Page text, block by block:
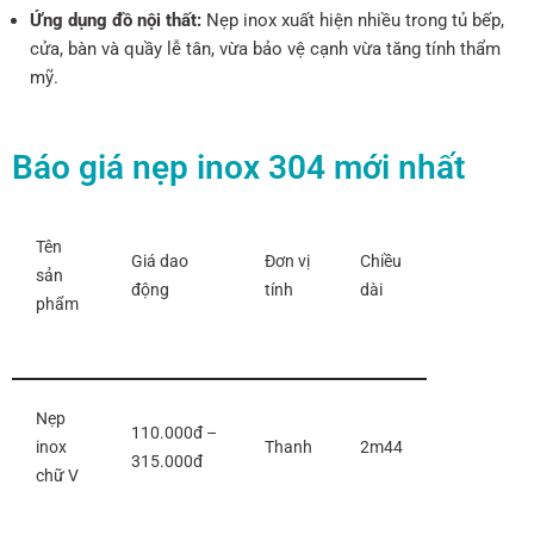
Ứng dụng đồ nội thất: Nẹp inox xuất hiện nhiều trong tủ bếp,
cửa, bàn và quầy lễ tân, vừa bảo vệ cạnh vừa tăng tính thẩm
mỹ.
Báo giá nẹp inox 304 mới nhất
Tên
sản
phẩm
Giá dao
động
Đơn vị
tính
Chiều
dài
Nẹp
inox
chữ V
110.000đ –
315.000đ
Thanh 2m44